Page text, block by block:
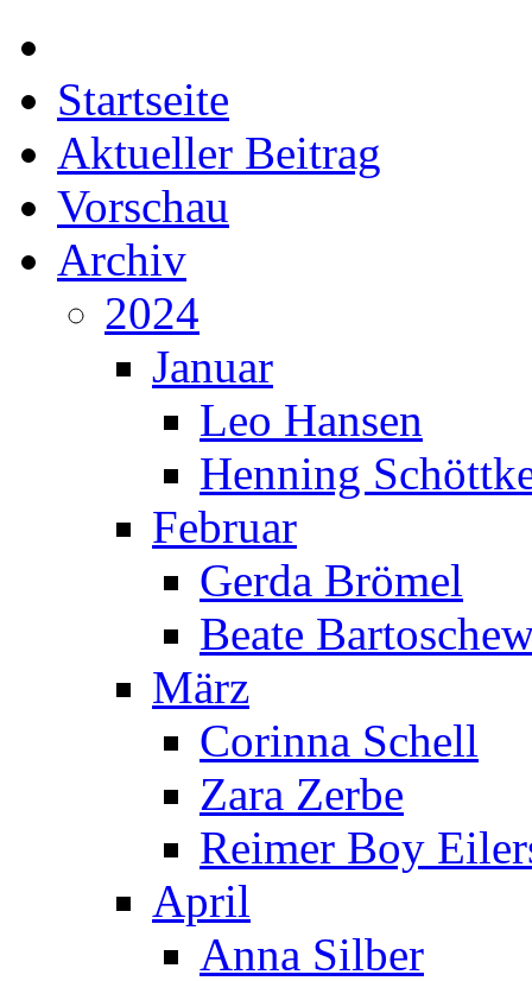
Startseite
Aktueller Beitrag
Vorschau
Archiv
2024
Januar
Leo Hansen
Henning
Februar
Gerda Brömel
Beate
März
Corinna Schell
Zara Zerbe
Reimer Boy
April
Anna Silber